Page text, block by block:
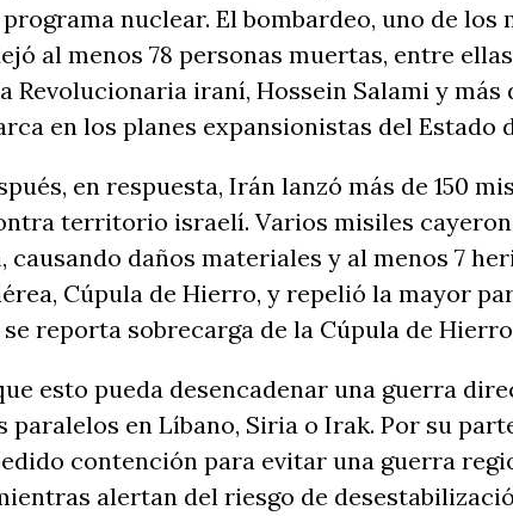
nuclear. El bombardeo, uno de los
al menos 78 personas muertas, entre
Revolucionaria iraní, Hossein Salami y más
en los planes expansionistas del Estado
en respuesta, Irán lanzó más de 150
territorio israelí. Varios misiles cayeron
causando daños materiales y al menos 7
Cúpula de Hierro, y repelió la mayor
se reporta sobrecarga de la Cúpula de
esto pueda desencadenar una guerra
en Líbano, Siria o Irak. Por su
contención para evitar una guerra
alertan del riesgo de